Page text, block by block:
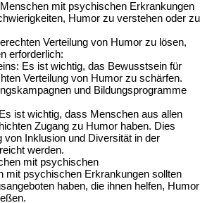
mit psychischen Erkrankungen
Humor zu verstehen oder zu
Verteilung von Humor zu lösen,
erforderlich:
Es ist wichtig, das Bewusstsein für
Verteilung von Humor zu schärfen.
und Bildungsprogramme
ist wichtig, dass Menschen aus allen
Zugang zu Humor haben. Dies
von Inklusion und Diversität in der
werden.
mit psychischen
mit psychischen Erkrankungen sollten
haben, die ihnen helfen, Humor